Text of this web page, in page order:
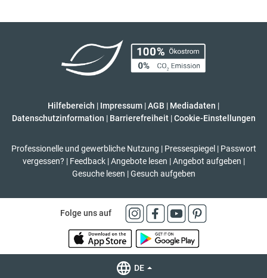
Hilfebereich | Impressum |AGB | Mediadaten |
Datenschutzinformation | Barrierefreiheit | Cookie-Einstellungen
Professionelle und gewerbliche Nutzung | Pressespiegel | Passwort
vergessen? | Feedback | Angebote lesen | Angebot aufgeben |
Gesuche lesen | Gesuch aufgeben
Folge uns auf
DE